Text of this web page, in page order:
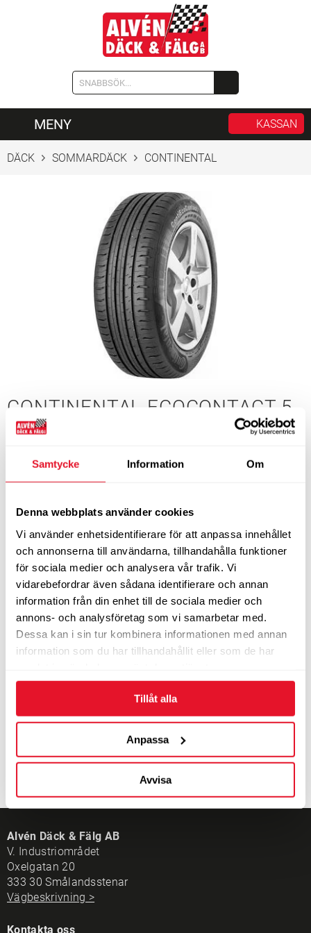
Samtycke Information Om
Denna webbplats använder cookies
Vi använder enhetsidentifierare för att anpassa innehållet
och annonserna till användarna, tillhandahålla funktioner
för sociala medier och analysera vår trafik. Vi
vidarebefordrar även sådana identifierare och annan
information från din enhet till de sociala medier och
annons- och analysföretag som vi samarbetar med.
Dessa kan i sin tur kombinera informationen med annan
information som du har tillhandahållit eller som de har
Tillåt alla
Anpassa
Avvisa
MENY KASSAN
DÄCK SOMMARDÄCK CONTINENTAL
CONTINENTAL ECOCONTACT 5
XL CS
DIMENSIONER
Bredd 205 Profil 50
Tum 17” Bel.index 93
Hast.index V EU-märkning
72
Energimärkning
5-8 dagars leveranstid
KÖP
2 650kr/st
Alvén Däck & Fälg AB
V. Industriområdet
Oxelgatan 20
333 30 Smålandsstenar
Vägbeskrivning >
Kontakta oss